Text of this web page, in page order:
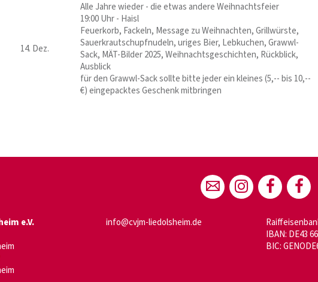
14. Dez.
Alle Jahre wieder - die etwas andere Weihnachtsfeier
19:00 Uhr - Haisl
Feuerkorb, Fackeln, Message zu Weihnachten, Grillwürste,
Sauerkrautschupfnudeln, uriges Bier, Lebkuchen, Grawwl-
Sack, MÄT-Bilder 2025, Weihnachtsgeschichten, Rückblick,
Ausblick
für den Grawwl-Sack sollte bitte jeder ein kleines (5,-- bis 10,--
€) eingepacktes Geschenk mitbringen
e.V.
info@cvjm-liedolsheim.de
IBAN: DE43
BIC: